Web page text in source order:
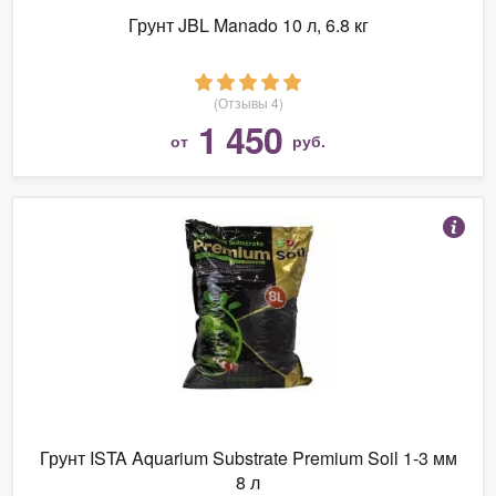
Грунт JBL Manado 10 л, 6.8 кг
(Отзывы 4)
от 1 450 руб.
Грунт ISTA Aquarium Substrate Premium Soil 1-3 мм
8 л